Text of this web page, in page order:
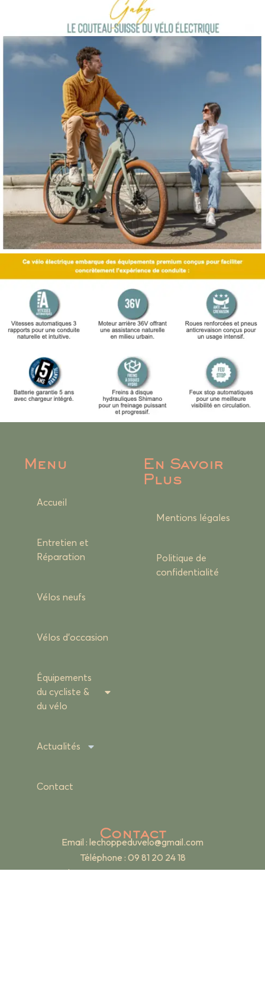
Menu
Accueil
Entretien et
Réparation
Vélos neufs
Vélos d’occasion
Équipements
du cycliste &
du vélo
Actualités
Contact
En Savoir
Plus
Mentions légales
Politique de
confidentialité
Contact
Email : lechoppeduvelo@gmail.com
Téléphone : 09 81 20 24 18
Adresse : 19 rue Renan – 69007 Lyon